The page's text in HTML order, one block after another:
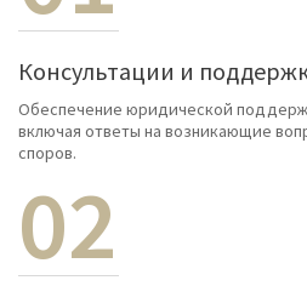
Консультации и
Обеспечение юридической
включая ответы на возникающие
споров.
02